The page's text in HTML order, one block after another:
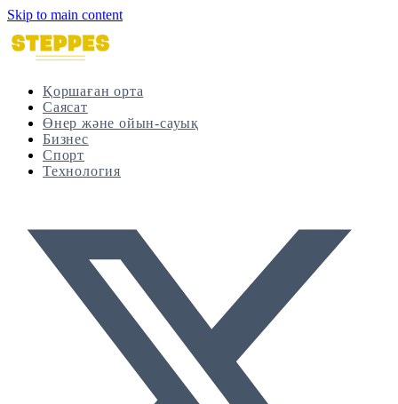
Skip to main content
Қоршаған орта
Саясат
Өнер және ойын-сауық
Бизнес
Спорт
Технология